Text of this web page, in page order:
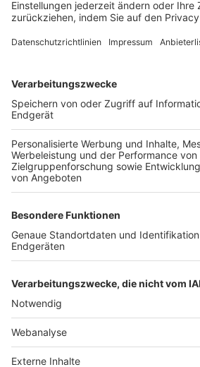
FOLGE DEM BFV
TOP-VEREINE
TOP-PARTNER
Nutzungsbedingungen Datenschutz